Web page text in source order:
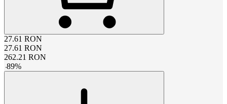
27.61 RON
27.61 RON
262.21 RON
-89%